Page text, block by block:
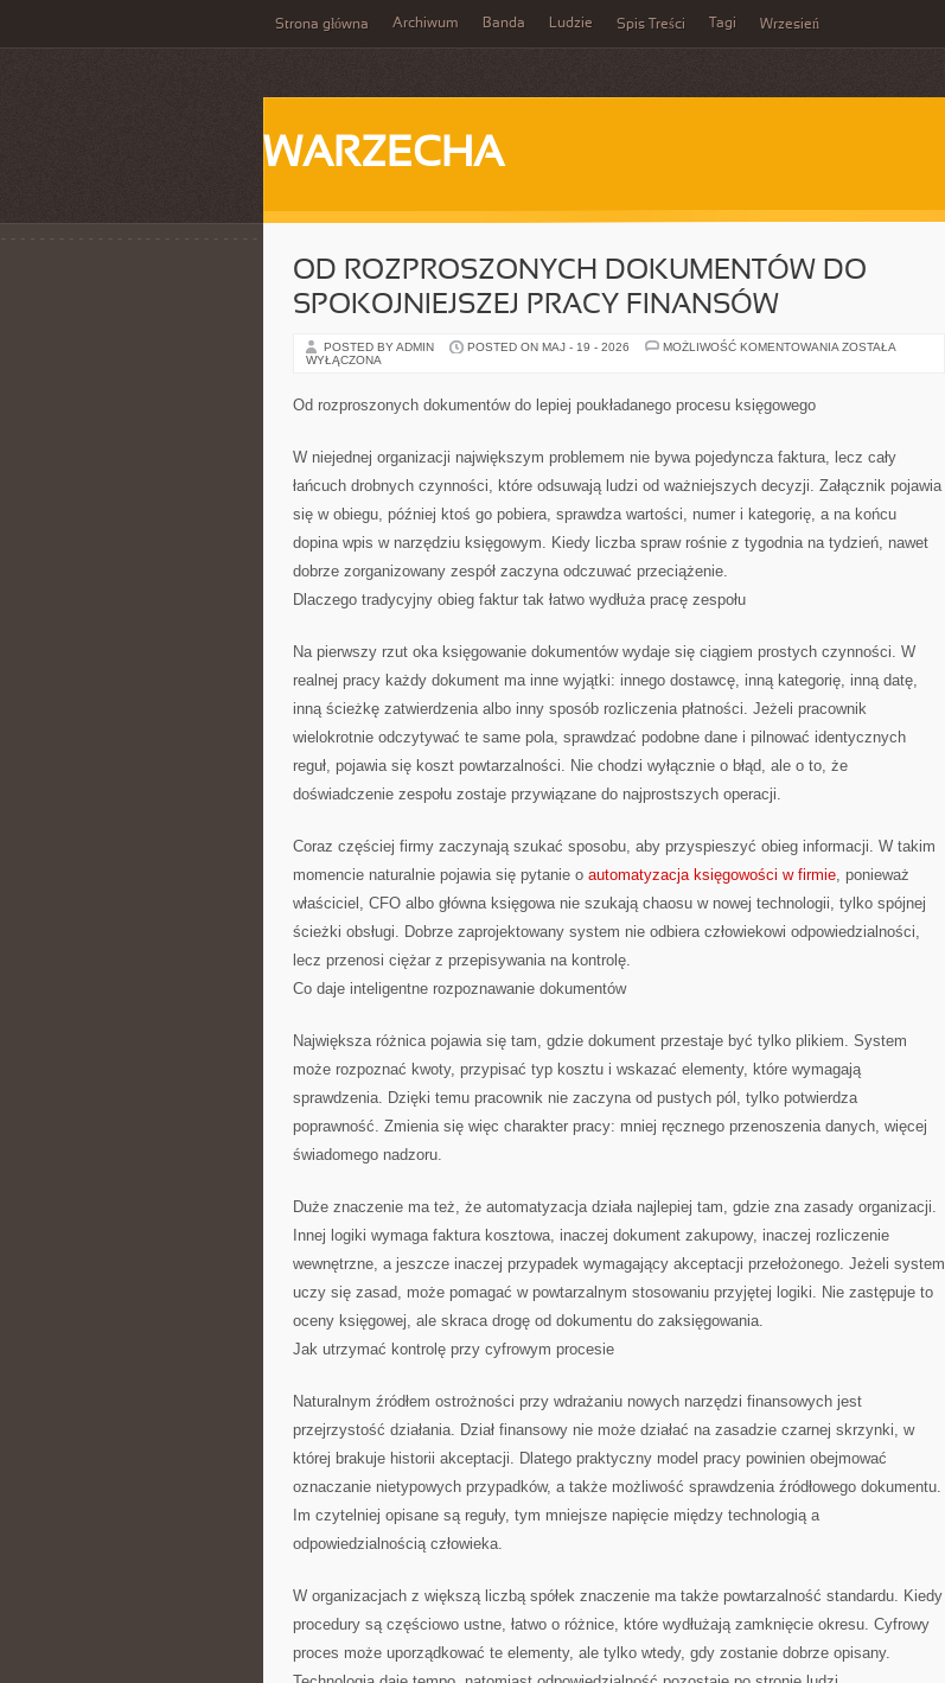
Strona główna Archiwum Banda Ludzie Spis Treści Tagi Wrzesień
WARZECHA
OD ROZPROSZONYCH DOKUMENTÓW DO
SPOKOJNIEJSZEJ PRACY FINANSÓW
POSTED BY ADMIN POSTED ON MAJ - 19 - 2026 MOŻLIWOŚĆ KOMENTOWANIA OD
ZOSTAŁA
WYŁĄCZONA
Od rozproszonych dokumentów do lepiej poukładanego procesu księgowego
W niejednej organizacji największym problemem nie bywa pojedyncza faktura, lecz cały
łańcuch drobnych czynności, które odsuwają ludzi od ważniejszych decyzji. Załącznik pojawia
się w obiegu, później ktoś go pobiera, sprawdza wartości, numer i kategorię, a na końcu
dopina wpis w narzędziu księgowym. Kiedy liczba spraw rośnie z tygodnia na tydzień, nawet
dobrze zorganizowany zespół zaczyna odczuwać przeciążenie.
Dlaczego tradycyjny obieg faktur tak łatwo wydłuża pracę zespołu
Na pierwszy rzut oka księgowanie dokumentów wydaje się ciągiem prostych czynności. W
realnej pracy każdy dokument ma inne wyjątki: innego dostawcę, inną kategorię, inną datę,
inną ścieżkę zatwierdzenia albo inny sposób rozliczenia płatności. Jeżeli pracownik
wielokrotnie odczytywać te same pola, sprawdzać podobne dane i pilnować identycznych
reguł, pojawia się koszt powtarzalności. Nie chodzi wyłącznie o błąd, ale o to, że
doświadczenie zespołu zostaje przywiązane do najprostszych operacji.
Coraz częściej firmy zaczynają szukać sposobu, aby przyspieszyć obieg informacji. W takim
momencie naturalnie pojawia się pytanie o automatyzacja księgowości w firmie, ponieważ
właściciel, CFO albo główna księgowa nie szukają chaosu w nowej technologii, tylko spójnej
ścieżki obsługi. Dobrze zaprojektowany system nie odbiera człowiekowi odpowiedzialności,
lecz przenosi ciężar z przepisywania na kontrolę.
Co daje inteligentne rozpoznawanie dokumentów
Największa różnica pojawia się tam, gdzie dokument przestaje być tylko plikiem. System
może rozpoznać kwoty, przypisać typ kosztu i wskazać elementy, które wymagają
sprawdzenia. Dzięki temu pracownik nie zaczyna od pustych pól, tylko potwierdza
poprawność. Zmienia się więc charakter pracy: mniej ręcznego przenoszenia danych, więcej
świadomego nadzoru.
Duże znaczenie ma też, że automatyzacja działa najlepiej tam, gdzie zna zasady organizacji.
Innej logiki wymaga faktura kosztowa, inaczej dokument zakupowy, inaczej rozliczenie
wewnętrzne, a jeszcze inaczej przypadek wymagający akceptacji przełożonego. Jeżeli system
uczy się zasad, może pomagać w powtarzalnym stosowaniu przyjętej logiki. Nie zastępuje to
oceny księgowej, ale skraca drogę od dokumentu do zaksięgowania.
Jak utrzymać kontrolę przy cyfrowym procesie
Naturalnym źródłem ostrożności przy wdrażaniu nowych narzędzi finansowych jest
przejrzystość działania. Dział finansowy nie może działać na zasadzie czarnej skrzynki, w
której brakuje historii akceptacji. Dlatego praktyczny model pracy powinien obejmować
oznaczanie nietypowych przypadków, a także możliwość sprawdzenia źródłowego dokumentu.
Im czytelniej opisane są reguły, tym mniejsze napięcie między technologią a
odpowiedzialnością człowieka.
W organizacjach z większą liczbą spółek znaczenie ma także powtarzalność standardu. Kiedy
procedury są częściowo ustne, łatwo o różnice, które wydłużają zamknięcie okresu. Cyfrowy
proces może uporządkować te elementy, ale tylko wtedy, gdy zostanie dobrze opisany.